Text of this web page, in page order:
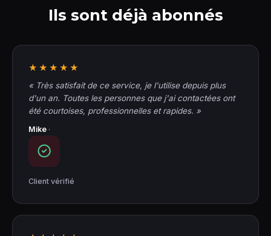
Ils sont déjà abonnés
★★★★★
« Très satisfait de ce service, je l'utilise depuis plus
d'un an. Toutes les personnes que j'ai contactées ont
été courtoises, professionnelles et rapides. »
Mike ·
Client vérifié